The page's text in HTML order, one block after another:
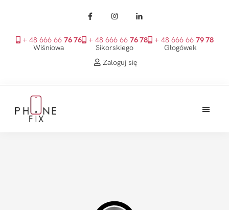
+ 48 666 66 76 76
Wiśniowa
+ 48 666 66 76 78
Sikorskiego
+ 48 666 66 79 78
Głogówek
Zaloguj się
głównego